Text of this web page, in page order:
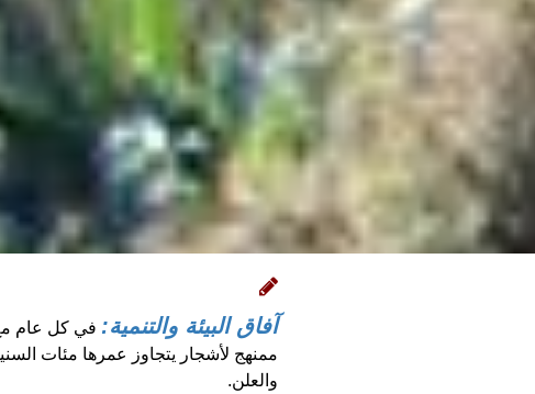
آفاق البيئة والتنمية: في كل عام
ممنهج لأشجار يتجاوز عمرها مئات
والعلن.